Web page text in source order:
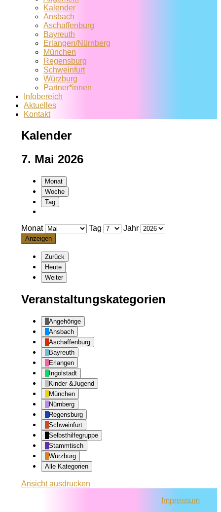
Kalender
Ansbach
Aschaffenburg
Bayreuth
Erlangen/Nürnberg
München
Regensburg
Schweinfurt
Würzburg
Partner*innen
Infobereich
Aktuelles
Kontakt
Kalender
7. Mai 2026
Monat
Woche
Tag
Monat Tag Jahr
Zurück
Heute
Weiter
Veranstaltungskategorien
Angehörige
Ansbach
Aschaffenburg
Bayreuth
Erlangen
Ingolstadt
Kinder-&Jugend
München
Nürnberg
Regensburg
Schweinfurt
Selbsthilfegruppe
Stammtisch
Würzburg
Alle Kategorien
Ansichtausdrucken
Impressum